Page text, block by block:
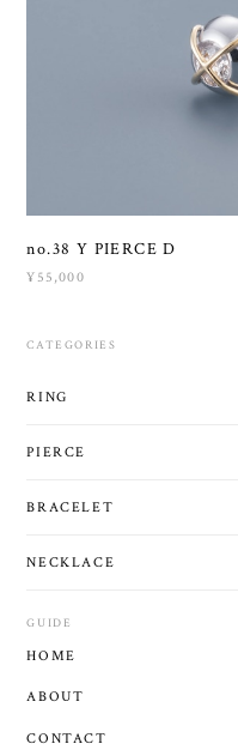
no.38 Y PIERCE D
¥55,000
CATEGORIES
RING
PIERCE
BRACELET
NECKLACE
GUIDE
HOME
ABOUT
CONTACT